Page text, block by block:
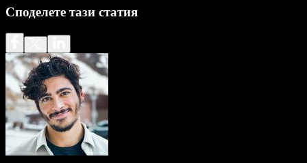
Споделете тази статия